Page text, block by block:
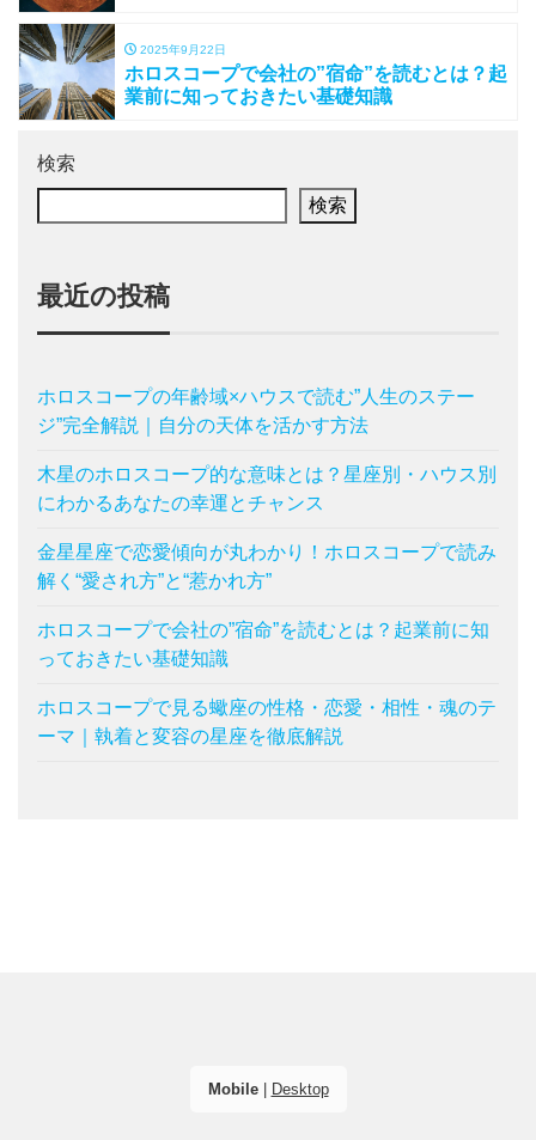
2025年9月22日
ホロスコープで会社の”宿命”を読むとは？起
業前に知っておきたい基礎知識
検索
検索
最近の投稿
ホロスコープの年齢域×ハウスで読む”人生のステー
ジ”完全解説｜自分の天体を活かす方法
木星のホロスコープ的な意味とは？星座別・ハウス別
にわかるあなたの幸運とチャンス
金星星座で恋愛傾向が丸わかり！ホロスコープで読み
解く“愛され方”と“惹かれ方”
ホロスコープで会社の”宿命”を読むとは？起業前に知
っておきたい基礎知識
ホロスコープで見る蠍座の性格・恋愛・相性・魂のテ
ーマ｜執着と変容の星座を徹底解説
Mobile| Desktop